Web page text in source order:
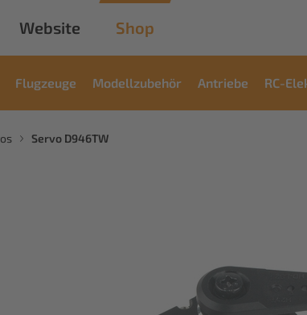
Website Shop
Flugzeuge Modellzubehör Antriebe RC-
Servo D946TW